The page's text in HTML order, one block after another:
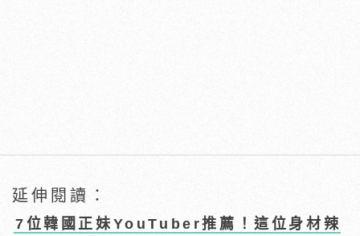
延伸閱讀：
7位韓國正妹YouTuber推薦！這位身材辣